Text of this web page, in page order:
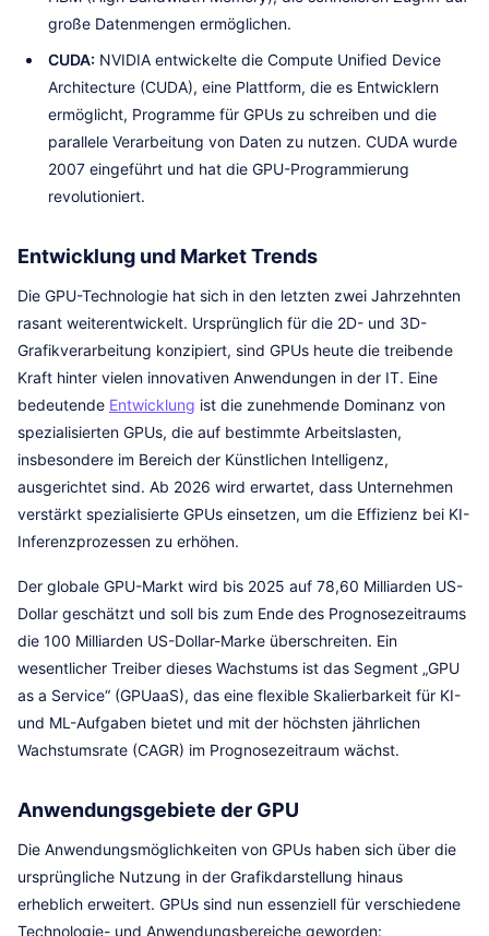
große Datenmengen ermöglichen.
CUDA: NVIDIA entwickelte die Compute Unified Device
Architecture (CUDA), eine Plattform, die es Entwicklern
ermöglicht, Programme für GPUs zu schreiben und die
parallele Verarbeitung von Daten zu nutzen. CUDA wurde
2007 eingeführt und hat die GPU-Programmierung
revolutioniert.
Entwicklung und Market Trends
Die GPU-Technologie hat sich in den letzten zwei Jahrzehnten
rasant weiterentwickelt. Ursprünglich für die 2D- und 3D-
Grafikverarbeitung konzipiert, sind GPUs heute die treibende
Kraft hinter vielen innovativen Anwendungen in der IT. Eine
bedeutende Entwicklung ist die zunehmende Dominanz von
spezialisierten GPUs, die auf bestimmte Arbeitslasten,
insbesondere im Bereich der Künstlichen Intelligenz,
ausgerichtet sind. Ab 2026 wird erwartet, dass Unternehmen
verstärkt spezialisierte GPUs einsetzen, um die Effizienz bei KI-
Inferenzprozessen zu erhöhen.
Der globale GPU-Markt wird bis 2025 auf 78,60 Milliarden US-
Dollar geschätzt und soll bis zum Ende des Prognosezeitraums
die 100 Milliarden US-Dollar-Marke überschreiten. Ein
wesentlicher Treiber dieses Wachstums ist das Segment „GPU
as a Service“ (GPUaaS), das eine flexible Skalierbarkeit für KI-
und ML-Aufgaben bietet und mit der höchsten jährlichen
Wachstumsrate (CAGR) im Prognosezeitraum wächst.
Anwendungsgebiete der GPU
Die Anwendungsmöglichkeiten von GPUs haben sich über die
ursprüngliche Nutzung in der Grafikdarstellung hinaus
erheblich erweitert. GPUs sind nun essenziell für verschiedene
Technologie- und Anwendungsbereiche geworden: